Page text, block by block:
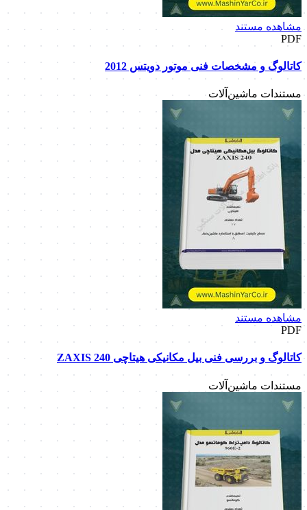
مشاهده مستند
PDF
کاتالوگ و مشخصات فنی موتور دویتس 2012
مستندات ماشین‌آلات
مشاهده مستند
PDF
کاتالوگ و بررسی فنی بیل مکانیکی هیتاچی ZAXIS 240
مستندات ماشین‌آلات